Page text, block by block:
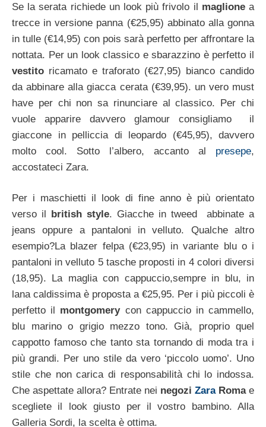
Se la serata richiede un look più frivolo il maglionea
trecce in versione panna (€25,95) abbinato alla gonna
in tulle (€14,95) con pois sarà perfetto per affrontare la
nottata. Per un look classico e sbarazzino è perfetto il
vestito ricamato e traforato (€27,95) bianco candido
da abbinare alla giacca cerata (€39,95). un vero must
have per chi non sa rinunciare al classico. Per chi
vuole apparire davvero glamour consigliamo il
giaccone in pelliccia di leopardo (€45,95), davvero
molto cool. Sotto l’albero, accanto al presepe,
accostateci Zara.
Per i maschietti il look di fine anno è più orientato
verso il british style. Giacche in tweed abbinate a
jeans oppure a pantaloni in velluto. Qualche altro
esempio?La blazer felpa (€23,95) in variante blu o i
pantaloni in velluto 5 tasche proposti in 4 colori diversi
(18,95). La maglia con cappuccio,sempre in blu, in
lana caldissima è proposta a €25,95. Per i più piccoli è
perfetto il montgomerycon cappuccio in cammello,
blu marino o grigio mezzo tono. Già, proprio quel
cappotto famoso che tanto sta tornando di moda tra i
più grandi. Per uno stile da vero ‘piccolo uomo’. Uno
stile che non carica di responsabilità chi lo indossa.
Che aspettate allora? Entrate nei negozi ZaraRomae
scegliete il look giusto per il vostro bambino. Alla
Galleria Sordi, la scelta è ottima.